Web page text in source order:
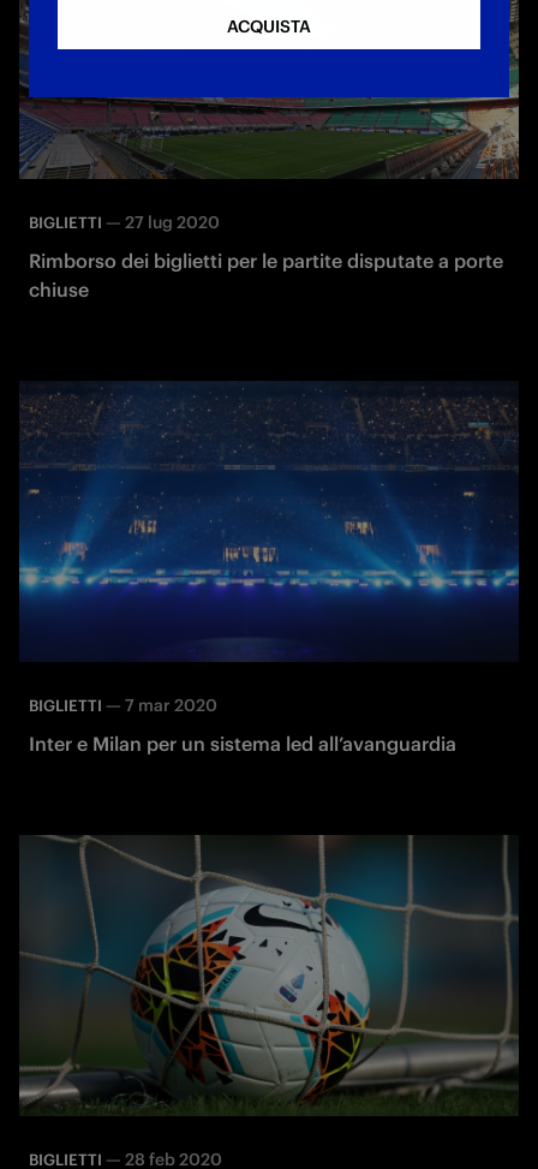
BIGLIETTI — 27 lug 2020
Rimborso dei biglietti per le partite disputate a porte
chiuse
BIGLIETTI — 7 mar 2020
Inter e Milan per un sistema led all’avanguardia
BIGLIETTI — 28 feb 2020
ACQUISTA